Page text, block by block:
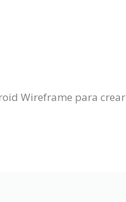
Wireframe para crear